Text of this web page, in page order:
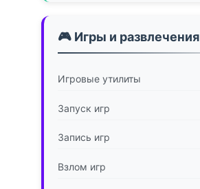
🎮 Игры и развлечения
Игровые утилиты
Запуск игр
Запись игр
Взлом игр